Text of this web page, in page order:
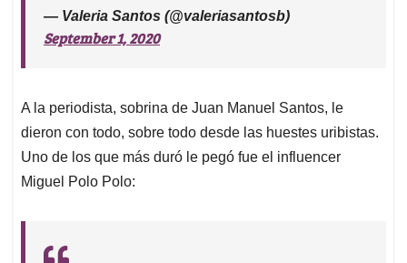
— Valeria Santos (@valeriasantosb)
September 1, 2020
A la periodista, sobrina de Juan Manuel Santos, le
dieron con todo, sobre todo desde las huestes uribistas.
Uno de los que más duró le pegó fue el influencer
Miguel Polo Polo: